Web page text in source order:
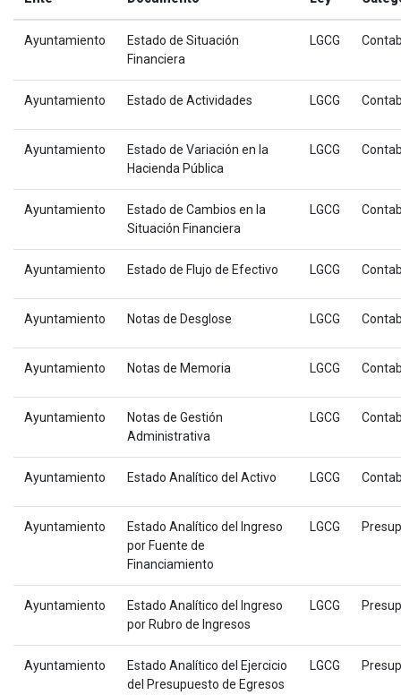
Ayuntamiento
Estado de Situación
Financiera
LGCG
Ayuntamiento Estado de Actividades LGCG
Ayuntamiento
Estado de Variación en la
Hacienda Pública
LGCG
Ayuntamiento
Estado de Cambios en la
Situación Financiera
LGCG
Ayuntamiento Estado de Flujo de Efectivo LGCG
Ayuntamiento Notas de Desglose LGCG
Ayuntamiento Notas de Memoria LGCG
Ayuntamiento
Notas de Gestión
Administrativa
LGCG
Ayuntamiento Estado Analítico del Activo LGCG
Ayuntamiento
Estado Analítico del Ingreso
por Fuente de
Financiamiento
LGCG
Ayuntamiento
Estado Analítico del Ingreso
por Rubro de Ingresos
LGCG
Ayuntamiento
Estado Analítico del Ejercicio
del Presupuesto de Egresos
LGCG